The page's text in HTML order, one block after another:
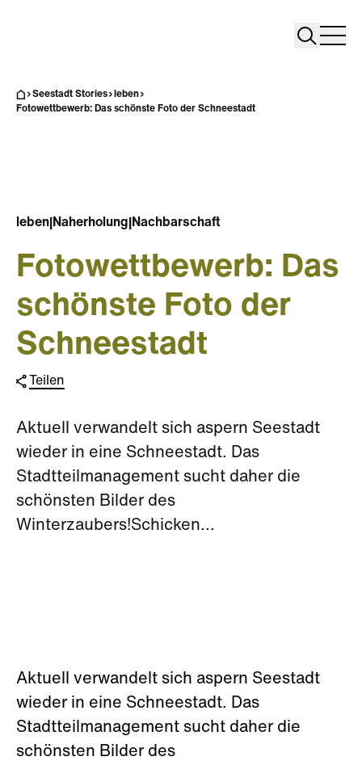
Search
Seestadt Stories
leben
Fotowettbewerb: Das schönste Foto der Schneestadt
leben Naherholung Nachbarschaft
Fotowettbewerb: Das
schönste Foto der
Schneestadt
Teilen
Aktuell verwandelt sich aspern Seestadt
wieder in eine Schneestadt. Das
Stadtteilmanagement sucht daher die
schönsten Bilder des
Winterzaubers!Schicken...
Aktuell verwandelt sich aspern Seestadt
wieder in eine Schneestadt. Das
Stadtteilmanagement sucht daher die
schönsten Bilder des